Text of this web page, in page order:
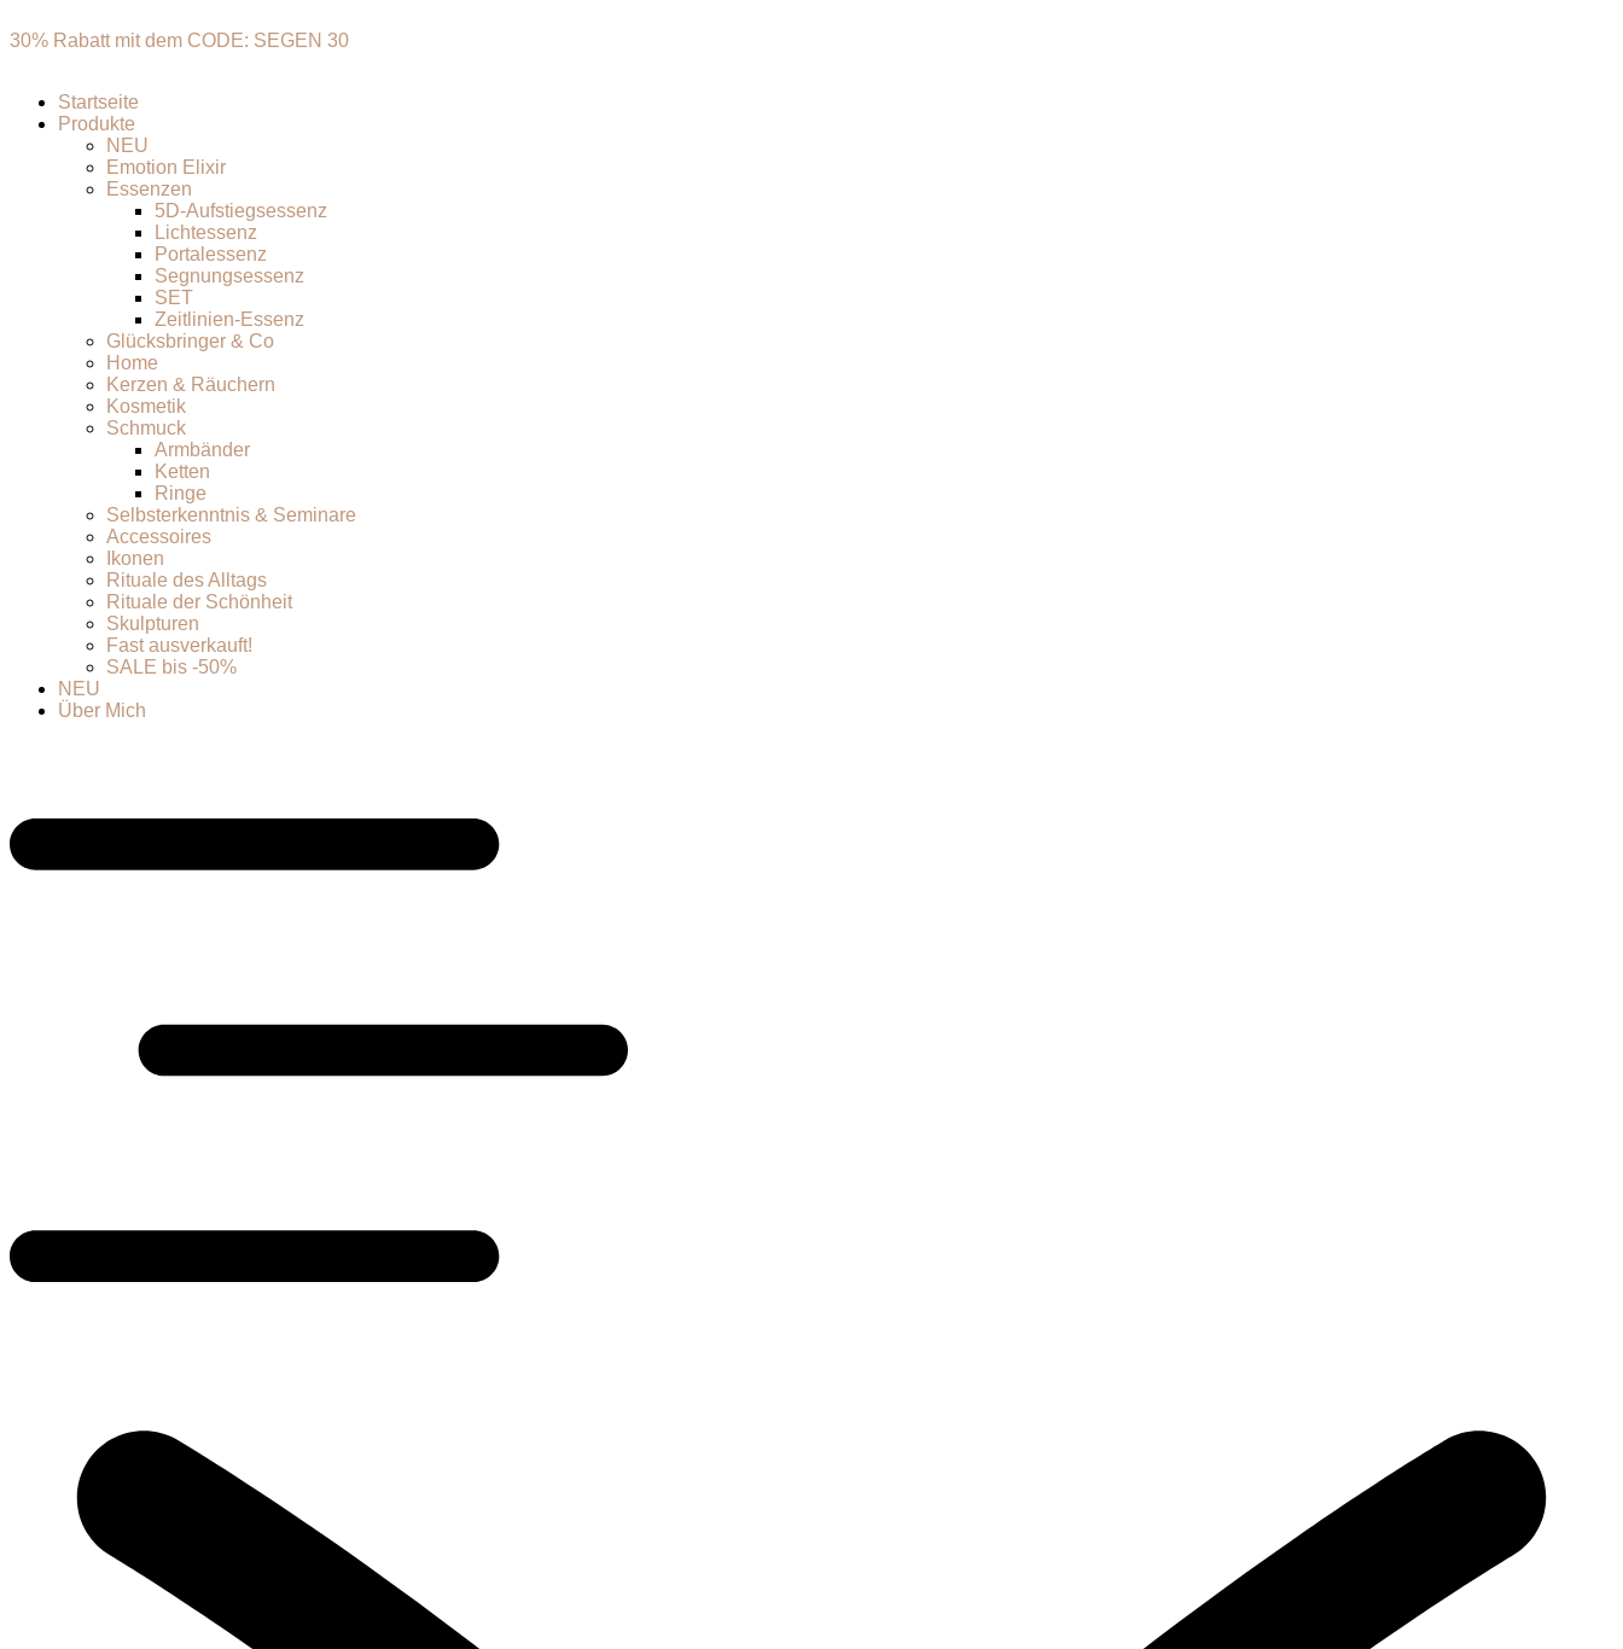
30% Rabatt mit dem CODE: SEGEN 30
Startseite
Produkte
NEU
Emotion Elixir
Essenzen
5D-Aufstiegsessenz
Lichtessenz
Portalessenz
Segnungsessenz
SET
Zeitlinien-Essenz
Glücksbringer & Co
Home
Kerzen & Räuchern
Kosmetik
Schmuck
Armbänder
Ketten
Ringe
Selbsterkenntnis & Seminare
Accessoires
Ikonen
Rituale des Alltags
Rituale der Schönheit
Skulpturen
Fast ausverkauft!
SALE bis -50%
NEU
Über Mich